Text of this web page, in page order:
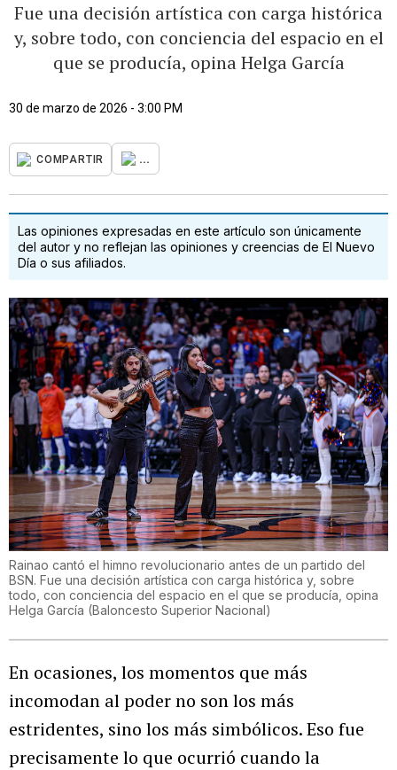
Fue una decisión artística con carga histórica
y, sobre todo, con conciencia del espacio en el
que se producía, opina Helga García
30 de marzo de 2026 - 3:00 PM
COMPARTIR ...
Las opiniones expresadas en este artículo son únicamente
del autor y no reflejan las opiniones y creencias de El Nuevo
Día o sus afiliados.
Rainao cantó el himno revolucionario antes de un partido del
BSN. Fue una decisión artística con carga histórica y, sobre
todo, con conciencia del espacio en el que se producía, opina
Helga García (Baloncesto Superior Nacional)
En ocasiones, los momentos que más
incomodan al poder no son los más
estridentes, sino los más simbólicos. Eso fue
precisamente lo que ocurrió cuando la